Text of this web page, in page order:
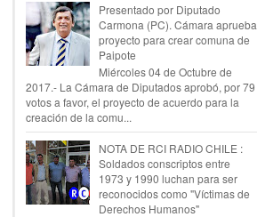
Presentado por Diputado
Carmona (PC). Cámara aprueba
proyecto para crear comuna de
Paipote
Miércoles 04 de Octubre de
2017.- La Cámara de Diputados aprobó, por 79
votos a favor, el proyecto de acuerdo para la
creación de la comu...
NOTA DE RCI RADIO CHILE :
Soldados conscriptos entre
1973 y 1990 luchan para ser
reconocidos como "Víctimas de
Derechos Humanos"